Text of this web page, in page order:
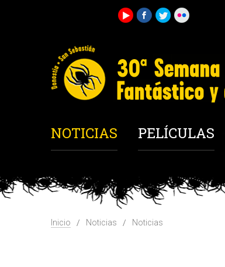
NOTICIAS PELÍCULAS
Inicio Noticias Noticias